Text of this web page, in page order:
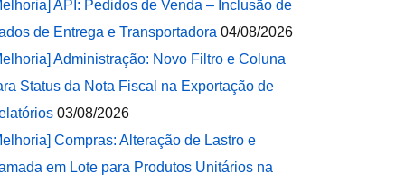
API: Pedidos de Venda – Inclusão de
de Entrega e Transportadora 04/08/2026
Administração: Novo Filtro e Coluna
Status da Nota Fiscal na Exportação de
03/08/2026
Compras: Alteração de Lastro e
em Lote para Produtos Unitários na